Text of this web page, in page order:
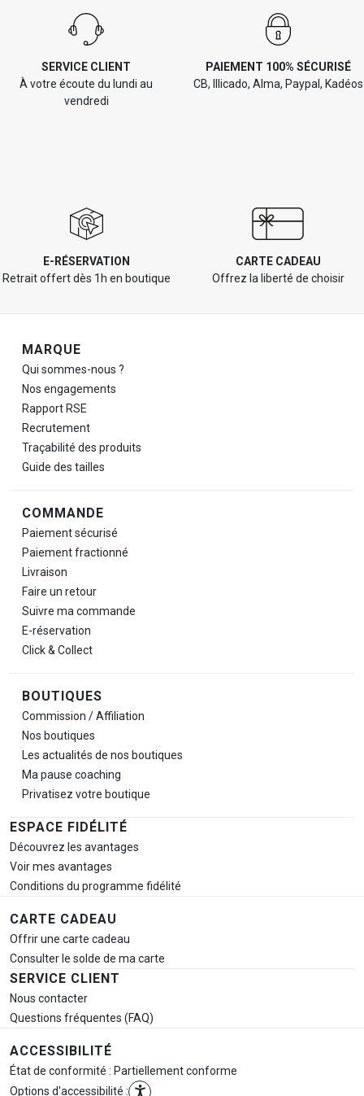
SERVICE CLIENT
À votre écoute du lundi au
vendredi
PAIEMENT 100% SÉCURISÉ
CB, Illicado, Alma, Paypal, Kadéos
E-RÉSERVATION
Retrait offert dès 1h en boutique
CARTE CADEAU
Offrez la liberté de choisir
Navigation de pied de page
MARQUE
Qui sommes-nous ?
Nos engagements
Rapport RSE
Recrutement
Traçabilité des produits
Guide des tailles
COMMANDE
Paiement sécurisé
Paiement fractionné
Livraison
Faire un retour
Suivre ma commande
E-réservation
Click & Collect
BOUTIQUES
Commission / Affiliation
Nos boutiques
Les actualités de nos boutiques
Ma pause coaching
Privatisez votre boutique
ESPACE FIDÉLITÉ
Découvrez les avantages
Voir mes avantages
Conditions du programme fidélité
CARTE CADEAU
Offrir une carte cadeau
Consulter le solde de ma carte
SERVICE CLIENT
Nous contacter
Questions fréquentes (FAQ)
ACCESSIBILITÉ
État de conformité : Partiellement conforme
Options d'accessibilité :